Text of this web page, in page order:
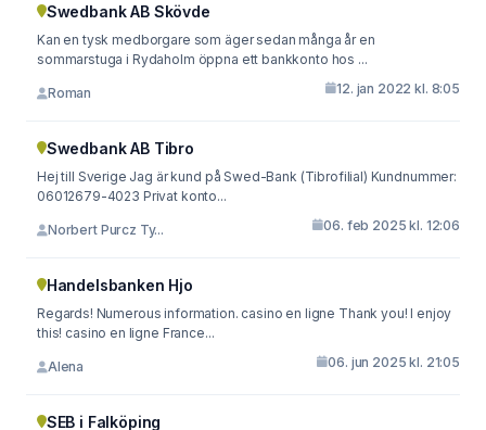
Swedbank AB Skövde
Kan en tysk medborgare som äger sedan många år en
sommarstuga i Rydaholm öppna ett bankkonto hos ...
Roman 12. jan 2022 kl. 8:05
Swedbank AB Tibro
Hej till Sverige Jag är kund på Swed-Bank (Tibrofilial) Kundnummer:
06012679-4023 Privat konto...
Norbert Purcz Ty... 06. feb 2025 kl. 12:06
Handelsbanken Hjo
Regards! Numerous information. casino en ligne Thank you! I enjoy
this! casino en ligne France...
Alena 06. jun 2025 kl. 21:05
SEB i Falköping